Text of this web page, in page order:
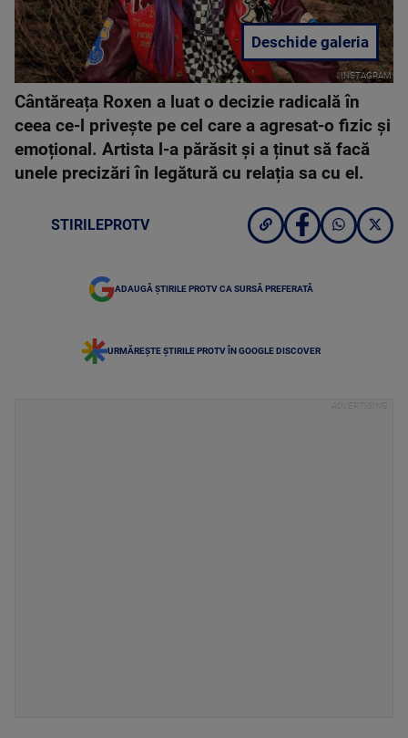
INSTAGRAM
Deschide galeria
Cântăreața Roxen a luat o decizie radicală în
ceea ce-l privește pe cel care a agresat-o fizic și
emoțional. Artista l-a părăsit și a ținut să facă
unele precizări în legătură cu relația sa cu el.
STIRILEPROTV
ADAUGĂ ȘTIRILE PROTV CA SURSĂ PREFERATĂ
URMĂREȘTE ȘTIRILE PROTV ÎN GOOGLE DISCOVER